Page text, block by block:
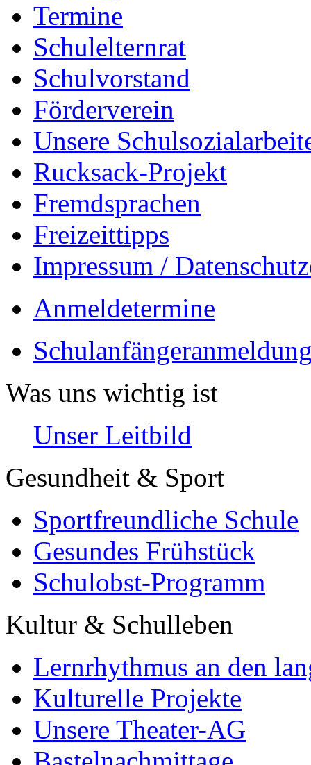
Termine
Schulelternrat
Schulvorstand
Förderverein
Unsere
Rucksack-Projekt
Fremdsprachen
Freizeittipps
Impressum /
Anmeldetermine
Was uns wichtig ist
Unser Leitbild
Gesundheit & Sport
Sportfreundliche Schule
Gesundes Frühstück
Schulobst-Programm
Kultur & Schulleben
Lernrhythmus an den
Kulturelle Projekte
Unsere Theater-AG